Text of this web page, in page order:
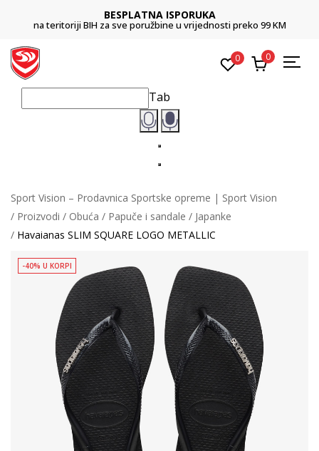
BESPLATNA ISPORUKA
na teritoriji BIH za sve poružbine u vrijednosti preko 99 KM
0 0
Tab
Sport Vision – Prodavnica Sportske opreme | Sport Vision
Proizvodi
Obuća Papuče i sandale
Japanke
Havaianas SLIM SQUARE LOGO METALLIC
-40% U KORPI